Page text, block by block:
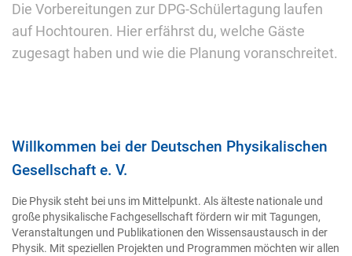
Die Vorbereitungen zur DPG-Schülertagung laufen
auf Hochtouren. Hier erfährst du, welche Gäste
zugesagt haben und wie die Planung voranschreitet.
Willkommen bei der Deutschen Physikalischen
Gesellschaft e. V.
Die Physik steht bei uns im Mittelpunkt. Als älteste nationale und
große physikalische Fachgesellschaft fördern wir mit Tagungen,
Veranstaltungen und Publikationen den Wissensaustausch in der
Physik. Mit speziellen Projekten und Programmen möchten wir allen